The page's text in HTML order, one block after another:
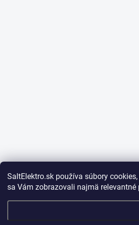
SaltElektro.sk používa súbory
sa Vám zobrazovali najmä relevantné